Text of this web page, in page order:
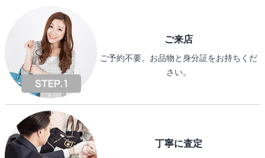
ご来店
ご予約不要。お品物と身分証をお持ちくだ
さい。
丁寧に査定